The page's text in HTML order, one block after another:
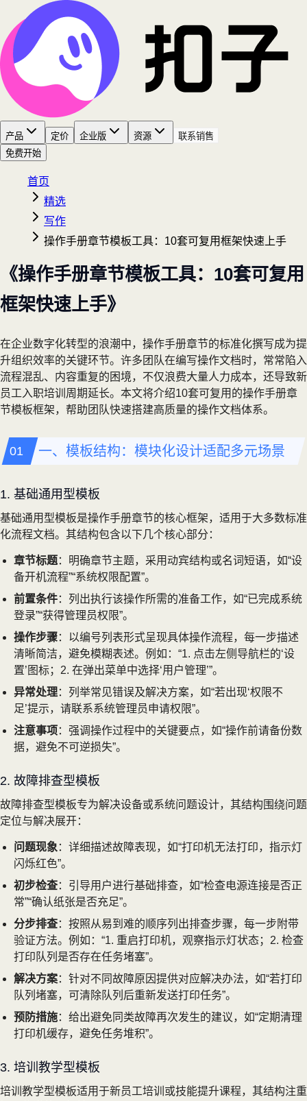
产品 定价 企业版 资源
联系销售
免费开始
首页
精选
写作
操作手册章节模板工具：10套可复用框架快速上手
《操作手册章节模板工具：10套可复用
框架快速上手》
在企业数字化转型的浪潮中，操作手册章节的标准化撰写成为提
升组织效率的关键环节。许多团队在编写操作文档时，常常陷入
流程混乱、内容重复的困境，不仅浪费大量人力成本，还导致新
员工入职培训周期延长。本文将介绍10套可复用的操作手册章
节模板框架，帮助团队快速搭建高质量的操作文档体系。
一、模板结构：模块化设计适配多元场景
1. 基础通用型模板
基础通用型模板是操作手册章节的核心框架，适用于大多数标准
化流程文档。其结构包含以下几个核心部分：
章节标题：明确章节主题，采用动宾结构或名词短语，如“设
备开机流程”“系统权限配置”。
前置条件：列出执行该操作所需的准备工作，如“已完成系统
登录”“获得管理员权限”。
操作步骤：以编号列表形式呈现具体操作流程，每一步描述
清晰简洁，避免模糊表述。例如：“1. 点击左侧导航栏的‘设
置’图标；2. 在弹出菜单中选择‘用户管理’”。
异常处理：列举常见错误及解决方案，如“若出现‘权限不
足’提示，请联系系统管理员申请权限”。
注意事项 ：强调操作过程中的关键要点，如“操作前请备份数
据，避免不可逆损失”。
2. 故障排查型模板
故障排查型模板专为解决设备或系统问题设计，其结构围绕问题
定位与解决展开：
问题现象 ：详细描述故障表现，如“打印机无法打印，指示灯
闪烁红色”。
初步检查：引导用户进行基础排查，如“检查电源连接是否正
常”“确认纸张是否充足”。
分步排查：按照从易到难的顺序列出排查步骤，每一步附带
验证方法。例如：“1. 重启打印机，观察指示灯状态；2. 检查
打印队列是否存在任务堵塞”。
解决方案：针对不同故障原因提供对应解决办法，如“若打印
队列堵塞，可清除队列后重新发送打印任务”。
预防措施：给出避免同类故障再次发生的建议，如“定期清理
打印机缓存，避免任务堆积”。
3. 培训教学型模板
培训教学型模板适用于新员工培训或技能提升课程，其结构注重